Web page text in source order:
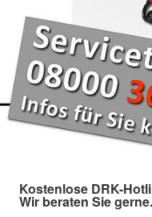
Kostenlose DRK-
Wir beraten Sie gerne.